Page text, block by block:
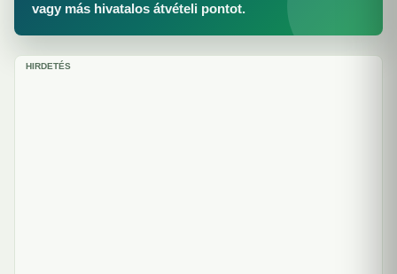
vagy más hivatalos átvételi pontot.
HIRDETÉS